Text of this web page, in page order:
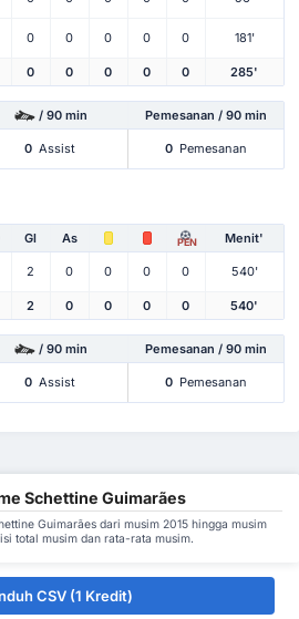
0 0 0 0 0 181'
0 0 0 0 0 285'
/ 90 min Pemesanan / 90 min
0 Assist 0 Pemesanan
Gl As PEN Menit'
2 0 0 0 0 540'
2 0 0 0 0 540'
/ 90 min Pemesanan / 90 min
0 Assist 0 Pemesanan
Schettine Guimarães
Guimarães dari musim 2015 hingga musim
total musim dan rata-rata musim.
CSV (1 Kredit)